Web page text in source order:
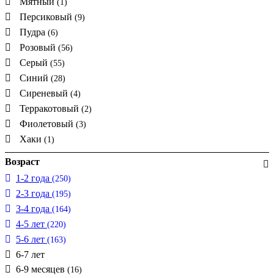
(1)
Персиковый (9)
Пудра (6)
Розовый (56)
Серый (55)
Синий (28)
Сиреневый (4)
Терракотовый (2)
Фиолетовый (3)
Хаки (1)
Возраст
1-2 года (250)
2-3 года (195)
3-4 года (164)
4-5 лет (220)
5-6 лет (163)
6-7 лет
6-9 месяцев (16)